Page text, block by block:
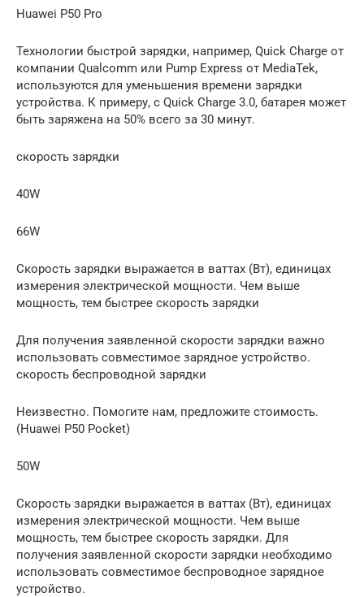
Huawei P50 Pro
Технологии быстрой зарядки, например, Quick Charge от
компании Qualcomm или Pump Express от MediaTek,
используются для уменьшения времени зарядки
устройства. К примеру, с Quick Charge 3.0, батарея может
быть заряжена на 50% всего за 30 минут.
скорость зарядки
40W
66W
Скорость зарядки выражается в ваттах (Вт), единицах
измерения электрической мощности. Чем выше
мощность, тем быстрее скорость зарядки
Для получения заявленной скорости зарядки важно
использовать совместимое зарядное устройство.
скорость беспроводной зарядки
Неизвестно. Помогите нам, предложите стоимость.
(Huawei P50 Pocket)
50W
Скорость зарядки выражается в ваттах (Вт), единицах
измерения электрической мощности. Чем выше
мощность, тем быстрее скорость зарядки. Для
получения заявленной скорости зарядки необходимо
использовать совместимое беспроводное зарядное
устройство.